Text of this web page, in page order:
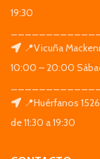
19:30
📍Vicuña
10:00 – 20:00
📍Huérfanos
de 11:30 a 19:30